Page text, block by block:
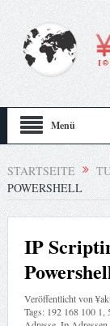
Menü
STARTSEITE
POWERSHELL
IP
Veröffentlicht von
Tags: 192 168 100 1